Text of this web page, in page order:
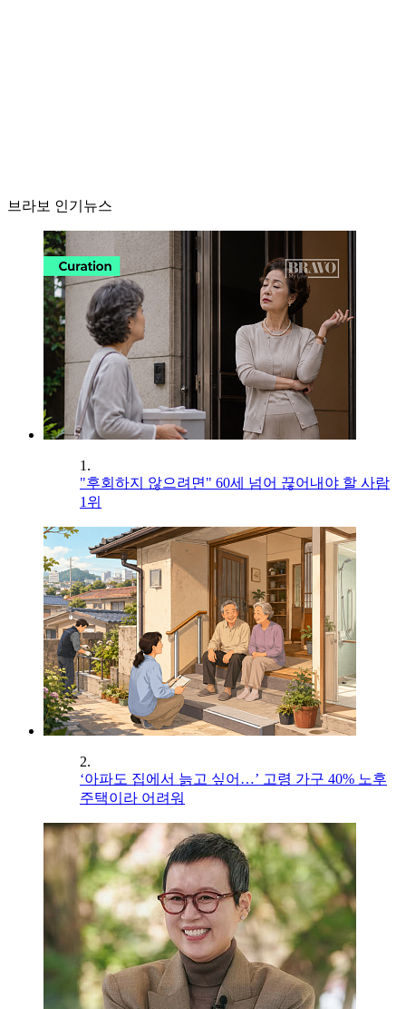
브라보 인기뉴스
1.
"후회하지 않으려면" 60세 넘어 끊어내야 할 사람
1위
2.
‘아파도 집에서 늙고 싶어…’ 고령 가구 40% 노후
주택이라 어려워